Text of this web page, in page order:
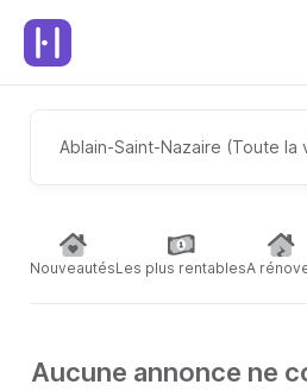
Ablain-Saint-Nazaire (Toute la
NouveautésLes plus rentablesA
Aucune annonce ne